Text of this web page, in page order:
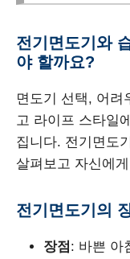
전기면도기와
야 할까요?
면도기 선택, 어려
고 라이프 스타일
집니다. 전기면도
살펴보고 자신에
전기면도기의
장점 : 바쁜 아